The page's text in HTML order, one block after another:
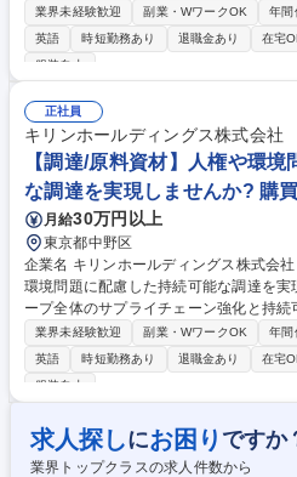
調達DX活動(新システム導入・業務プロ
のウェイトでお任せします。 【詳細】■集中購買品の担当品目購買業務(5
0%)：社内外の調達メンバーや関係部門
務(50%)：新システムの導入、全社調達
改善の推進。【魅力】関係者が多岐に渡
的な仕組み構築をリードできる達成感・
1-2回程度。 募集職種 【東京or大阪/購買調達】年間休日126日/フルフレッ
クス/在宅勤務併用
業界未経験歓迎 副業・WワークOK 年間
英語
時短勤務あり 退職金あり 在宅
服装自由
正社員
キリンホールディングス株式会社
【調達/原料資材】人権や環
な調達を実現しませんか? 購
月給30万円以上
東京都中野区
企業名 キリンホールディングス株式会社 求人名 【調達/原料資材】人権や
環境問題に配慮した持続可能な調達を実現しません
ープ全体のサプライチェーン強化と持
該組織において、国内外グループ全体
内グループ会社の調達実務をお任せします。 【詳細】 ■原料・資材
業務：人権や環境といったサステナビリ
調達ベストプラクティスの部内展開 ■サ
先進企業を目指す取り組みに携わる 募集職種 【調達/原料資材】人権や環
境問題に配慮した持続可能な調達を実現
業界未経験歓迎 副業・WワークOK 年間
英語
時短勤務あり 退職金あり 在宅
服装自由
求人探しにお困り ですか
業界トップクラスの求人件数から